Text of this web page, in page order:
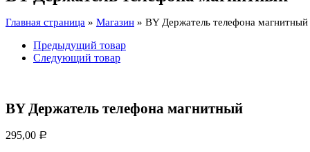
Главная страница » Магазин » BY Держатель телефона магнитный
Предыдущий товар
Следующий товар
BY Держатель телефона магнитный
295,00 Р